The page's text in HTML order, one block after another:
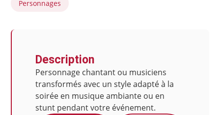
Personnages
Description
Personnage chantant ou musiciens
transformés avec un style adapté à la
soirée en musique ambiante ou en
stunt pendant votre événement.